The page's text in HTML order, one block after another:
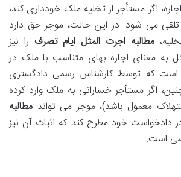
اگر مستأجر از تخلیه ملک خودداری کند،
می شود. در این حالت، موجر حق دارد
مطالبه اجرت المثل ایام تصرف را نیز
به معنای اجاره بهای متناسب با ملک در
است که توسط کارشناس رسمی دادگستری
اگر مستأجر خساراتی به ملک وارد کرده
معمول باشد)، موجر می تواند مطالبه
در دادخواست خود مطرح کند که اثبات آن نیز
است.